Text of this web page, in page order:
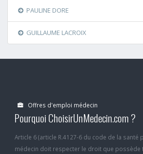
PAULINE DORE
GUILLAUME LACROIX
Offres d'emploi médecin
Pourquoi ChoisirUnMedecin.com ?
Article 6 (article R.4127-6 du code de la santé
médecin doit respecter le droit que possède